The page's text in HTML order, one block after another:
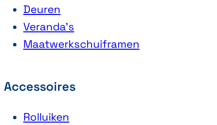
Deuren
Veranda’s
Maatwerkschuiframen
Accessoires
Rolluiken